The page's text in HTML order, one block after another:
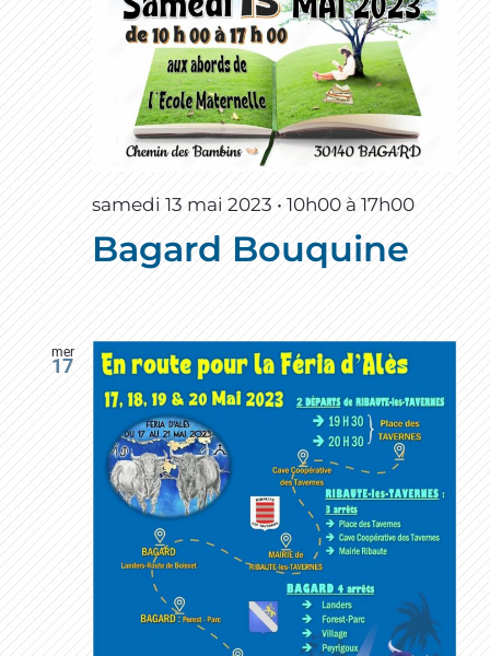
samedi 13 mai 2023 • 10h00 à 17h00
Bagard Bouquine
mer
17